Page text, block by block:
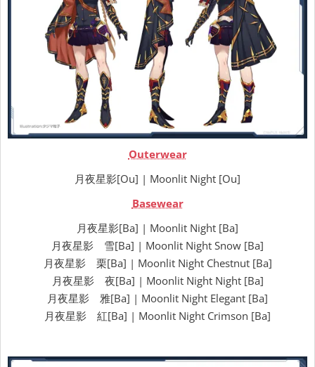
Outerwear
月夜星影[Ou] | Moonlit Night [Ou]
Basewear
月夜星影[Ba] | Moonlit Night [Ba]
月夜星影 雪[Ba] | Moonlit Night Snow [Ba]
月夜星影 栗[Ba] | Moonlit Night Chestnut [Ba]
月夜星影 夜[Ba] | Moonlit Night Night [Ba]
月夜星影 雅[Ba] | Moonlit Night Elegant [Ba]
月夜星影 紅[Ba] | Moonlit Night Crimson [Ba]